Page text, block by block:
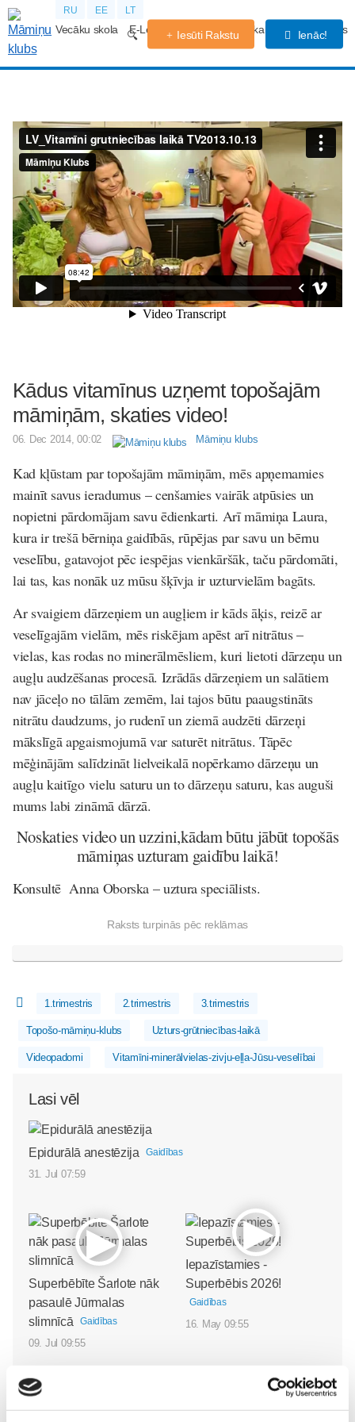
RU EE LT
Vecāku skola E-Lekcijas Grūtniecības kalendārs Forums
Iesūti Rakstu Ienāc!
Kādus vitamīnus uzņemt topošajām
māmiņām, skaties video!
06. Dec 2014, 00:02 Māmiņu klubs
Kad kļūstam par topošajām māmiņām, mēs apņemamies
mainīt savus ieradumus – cenšamies vairāk atpūsies un
nopietni pārdomājam savu ēdienkarti. Arī māmiņa Laura,
kura ir trešā bērniņa gaidībās, rūpējas par savu un bērnu
veselību, gatavojot pēc iespējas vienkāršāk, taču pārdomāti,
lai tas, kas nonāk uz mūsu šķīvja ir uzturvielām bagāts.
Ar svaigiem dārzeņiem un augļiem ir kāds āķis, reizē ar
veselīgajām vielām, mēs riskējam apēst arī nitrātus –
vielas, kas rodas no minerālmēsliem, kuri lietoti dārzeņu un
augļu audzēšanas procesā. Izrādās dārzeņiem un salātiem
nav jāceļo no tālām zemēm, lai tajos būtu paaugstināts
nitrātu daudzums, jo rudenī un ziemā audzēti dārzeņi
mākslīgā apgaismojumā var saturēt nitrātus. Tāpēc
mēģinājām salīdzināt lielveikalā nopērkamo dārzeņu un
augļu kaitīgo vielu saturu un to dārzeņu saturu, kas auguši
mums labi zināmā dārzā.
Noskaties video un uzzini,kādam būtu jābūt topošās
māmiņas uzturam gaidību laikā!
Konsultē Anna Oborska – uztura speciālists.
Raksts turpinās pēc reklāmas
1.trimestris 2.trimestris 3.trimestris
Topošo-māmiņu-klubs Uzturs-grūtniecības-laikā
Videopadomi Vitamīni-minerālvielas-zivju-eļļa-Jūsu-veselībai
Lasi vēl
Epidurālā anestēzija Gaidības
31. Jul 07:59
Superbēbīte Šarlote nāk
pasaulē Jūrmalas
slimnīcā
Gaidības
09. Jul 09:55
Iepazīstamies -
Superbēbis 2026!
Gaidības
16. May 09:55